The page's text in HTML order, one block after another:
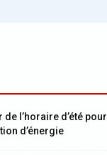
l’horaire d’été pour
d’énergie